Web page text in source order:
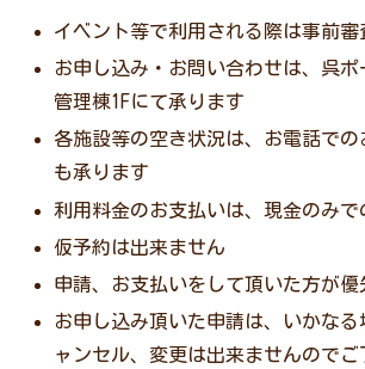
イベント等で利用される際は事前審
お申し込み・お問い合わせは、呉ポ
管理棟1Fにて承ります
各施設等の空き状況は、お電話での
も承ります
利用料金のお支払いは、現金のみで
仮予約は出来ません
申請、お支払いをして頂いた方が優
お申し込み頂いた申請は、いかなる
ャンセル、変更は出来ませんので